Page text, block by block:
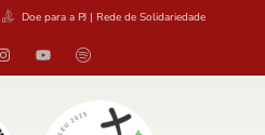
Doe para a PJ | Rede de Solidariedade